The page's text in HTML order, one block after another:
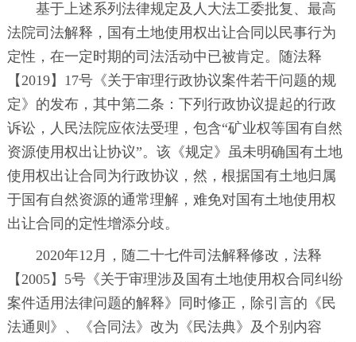
基于上述系列法律规定及人大法工委批复、最高
法院司法解释，国有土地使用权出让合同以民事行为
定性，在一定时期的司法活动中已被肯定。随法释
【2019】17号《关于审理行政协议案件若干问题的规
定》的发布，其中第二条：下列行政协议提起的行政
诉讼，人民法院应依法受理，包含“矿业权等国有自然
资源使用权出让协议”。该《规定》虽未明确国有土地
使用权出让合同为行政协议，然，根据国有土地归属
于国有自然资源的通常理解，难免对国有土地使用权
出让合同的定性增添分歧。
2020年12月，随二十七件司法解释修改，法释
【2005】5号《关于审理涉及国有土地使用权合同纠纷
案件适用法律问题的解释》同时修正，除引言的《民
法通则》、《合同法》改为《民法典》及个别内容